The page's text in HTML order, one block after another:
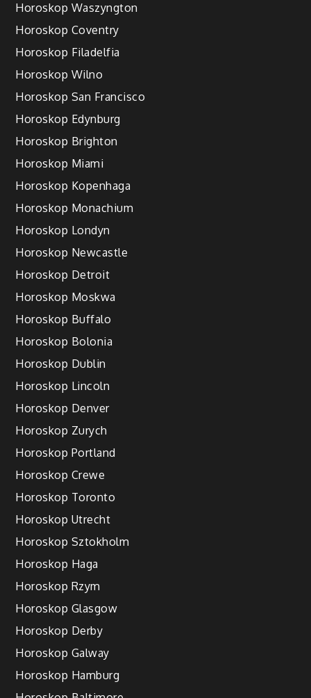
Horoskop Waszyngton
Horoskop Coventry
Horoskop Filadelfia
Horoskop Wilno
Horoskop San Francisco
Horoskop Edynburg
Horoskop Brighton
Horoskop Miami
Horoskop Kopenhaga
Horoskop Monachium
Horoskop Londyn
Horoskop Newcastle
Horoskop Detroit
Horoskop Moskwa
Horoskop Buffalo
Horoskop Bolonia
Horoskop Dublin
Horoskop Lincoln
Horoskop Denver
Horoskop Zurych
Horoskop Portland
Horoskop Crewe
Horoskop Toronto
Horoskop Utrecht
Horoskop Sztokholm
Horoskop Haga
Horoskop Rzym
Horoskop Glasgow
Horoskop Derby
Horoskop Galway
Horoskop Hamburg